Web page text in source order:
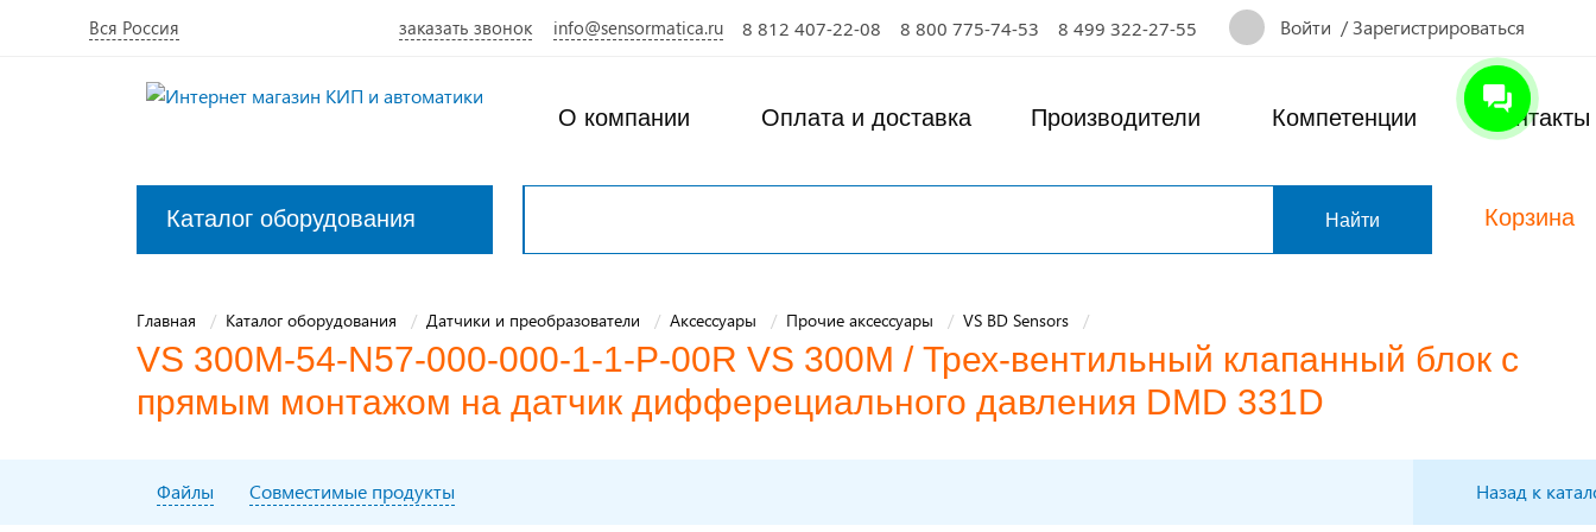
Вся Россия заказать звонок info@sensormatica.ru 8 812 407-22-08 8 800 775-74-53 8 499 322-27-55 Войти /Зарегистрироваться
О компании Оплата и доставка Производители Компетенции Контакты
Каталог оборудования Корзина
Главная Каталог оборудования Датчики и преобразователи Аксессуары Прочие аксессуары VS BD Sensors
VS 300M-54-N57-000-000-1-1-P-00R VS 300M / Трех-вентильный клапанный блок с
прямым монтажом на датчик дифферециального давления DMD 331D
Файлы Совместимые продукты Назад к